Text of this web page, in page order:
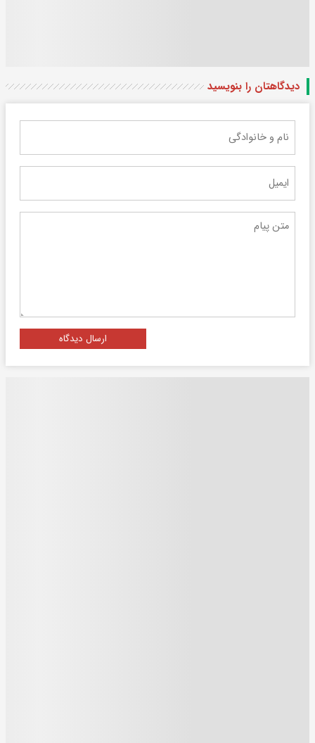
دیدگاهتان را بنویسید
ارسال دیدگاه